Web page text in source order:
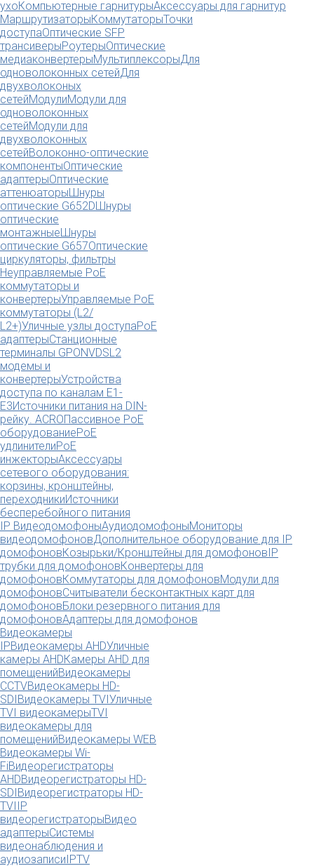
ухоКомпьютерные гарнитурыАксессуары для гарнитур
МаршрутизаторыКоммутаторыТочки
доступаОптические SFP
трансиверыРоутерыОптические
медиаконвертерыМультиплексорыДля
одноволоконных сетейДля
двухволоконых
сетейМодулиМодули для
одноволоконных
сетейМодули для
двухволоконных
сетейВолоконно-оптические
компонентыОптические
адаптерыОптические
аттенюаторыШнуры
оптические G652DШнуры
оптические
монтажныеШнуры
оптические G657Оптические
циркуляторы, фильтры
Неуправляемые PoE
коммутаторы и
конвертерыУправляемые PoE
коммутаторы (L2/
L2+)Уличные узлы доступаPoE
адаптерыСтанционные
терминалы GPONVDSL2
модемы и
конвертерыУстройства
доступа по каналам E1-
E3Источники питания на DIN-
рейку. ACROПассивное PoE
оборудованиеPoE
удлинителиPoE
инжекторыАксессуары
сетевого оборудования:
корзины, кронштейны,
переходникиИсточники
бесперебойного питания
IP ВидеодомофоныАудиодомофоныМониторы
видеодомофоновДополнительное оборудование для IP
домофоновКозырьки/Кронштейны для домофоновIP
трубки для домофоновКонвертеры для
домофоновКоммутаторы для домофоновМодули для
домофоновСчитыватели бесконтактных карт для
домофоновБлоки резервного питания для
домофоновАдаптеры для домофонов
Видеокамеры
IPВидеокамеры AHDУличные
камеры AHDКамеры AHD для
помещенийВидеокамеры
CCTVВидеокамеры HD-
SDIВидеокамеры TVIУличные
TVI видеокамерыTVI
видеокамеры для
помещенийВидеокамеры WEB
Видеокамеры Wi-
FiВидеорегистраторы
AHDВидеорегистраторы HD-
SDIВидеорегистраторы HD-
TVI IP
видеорегистраторыВидео
адаптерыСистемы
видеонаблюдения и
аудиозаписиIPTV